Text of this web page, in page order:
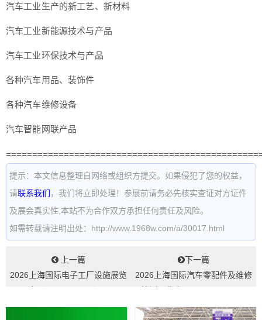
汽车工业生产的新工艺、新材料
汽车工业新能源技术与产品
汽车工业环保技术与产品
各种汽车用品、装饰件
各种汽车维修设备
汽车智能网联产品
提示：本文信息整理自网络或组织方提交。如果侵犯了您的权益，
请联系我们 ，我们将立即处理！参展前请务必先核实查证对方证件
及展会真实性,本站不为合作双方承担任何责任及风险。
如需转载请注明出处：http://www.1968w.com/a/30017.html
上一篇
2026上海国际电子工厂设施展览
下一篇
2026上海国际汽车零配件及维修